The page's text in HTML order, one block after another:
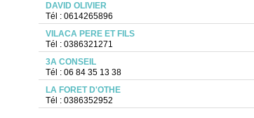
DAVID OLIVIER
Tél : 0614265896
VILACA PERE ET FILS
Tél : 0386321271
3A CONSEIL
Tél : 06 84 35 13 38
LA FORET D'OTHE
Tél : 0386352952